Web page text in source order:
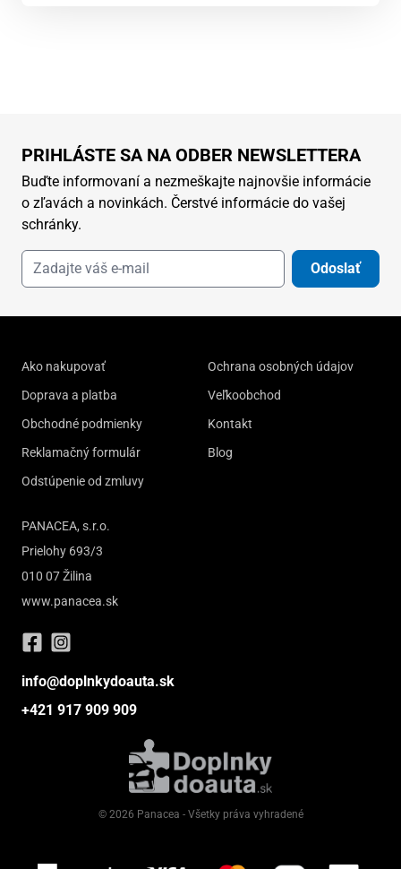
PRIHLÁSTE SA NA ODBER NEWSLETTERA
Buďte informovaní a nezmeškajte najnovšie informácie
o zľavách a novinkách. Čerstvé informácie do vašej
schránky.
Odoslať
Ako nakupovať
Doprava a platba
Obchodné podmienky
Reklamačný formulár
Odstúpenie od zmluvy
Ochrana osobných údajov
Veľkoobchod
Kontakt
Blog
PANACEA, s.r.o.
Prielohy 693/3
010 07 Žilina
www.panacea.sk
info@doplnkydoauta.sk
+421 917 909 909
© 2026 Panacea - Všetky práva vyhradené